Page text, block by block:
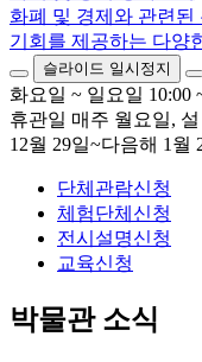
화폐 및 경제와 관련
기회를 제공하는 다양
슬라이드 일시정지
화요일 ~ 일요일 10:00
휴관일 매주 월요일,
12월 29일~다음해 1월
단체관람신청
체험단체신청
전시설명신청
교육신청
박물관 소식